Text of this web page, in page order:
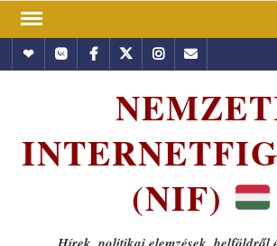
Skip
contentHundubVkontakte
Facebook
TwitterInstagram
Email
(NIF)